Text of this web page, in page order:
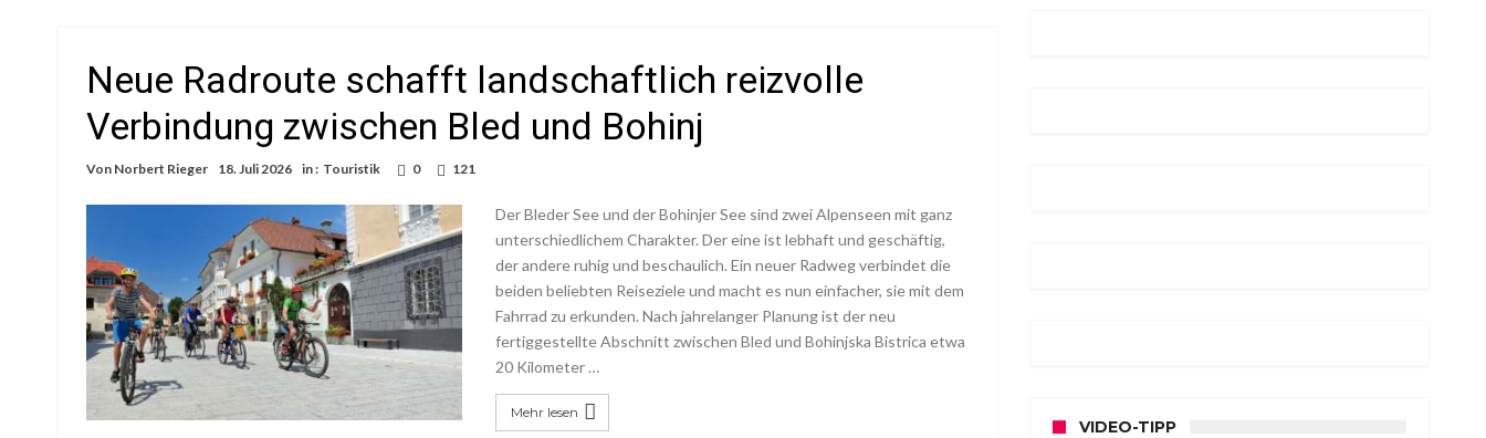
Neue Radroute schafft landschaftlich reizvolle
Verbindung zwischen Bled und Bohinj
Von Norbert Rieger 18. Juli 2026 in : Touristik 0 121
Der Bleder See und der Bohinjer See sind zwei Alpenseen mit ganz
unterschiedlichem Charakter. Der eine ist lebhaft und geschäftig,
der andere ruhig und beschaulich. Ein neuer Radweg verbindet die
beiden beliebten Reiseziele und macht es nun einfacher, sie mit dem
Fahrrad zu erkunden. Nach jahrelanger Planung ist der neu
fertiggestellte Abschnitt zwischen Bled und Bohinjska Bistrica etwa
20 Kilometer …
Mehr lesen
VIDEO-TIPP